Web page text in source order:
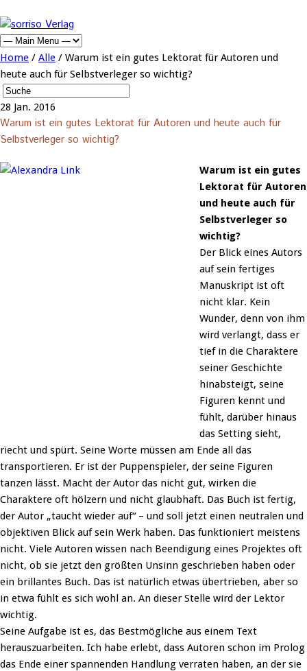
Home / Alle / Warum ist ein gutes Lektorat für Autoren und
heute auch für Selbstverleger so wichtig?
28 Jan. 2016
Warum ist ein gutes Lektorat für Autoren und heute auch für
Selbstverleger so wichtig?
Warum ist ein gutes
Lektorat für Autoren
und heute auch für
Selbstverleger so
wichtig?
Der Blick eines Autors
auf sein fertiges
Manuskript ist oft
nicht klar. Kein
Wunder, denn von ihm
wird verlangt, dass er
tief in die Charaktere
seiner Geschichte
hinabsteigt, seine
Figuren kennt und
fühlt, darüber hinaus
das Setting sieht,
riecht und spürt. Seine Worte müssen am Ende all das
transportieren. Er ist der Puppenspieler, der seine Figuren
tanzen lässt. Macht der Autor das nicht gut, wirken die
Charaktere oft hölzern und nicht glaubhaft. Das Buch ist fertig,
der Autor „taucht wieder auf“ – und soll jetzt einen neutralen und
objektiven Blick auf sein Werk haben. Das funktioniert meistens
nicht. Viele Autoren wissen nach Beendigung eines Projektes oft
nicht, ob sie jetzt den größten Unsinn geschrieben haben oder
ein brillantes Buch. Das ist natürlich etwas übertrieben, aber so
in etwa fühlt es sich wohl an. An dieser Stelle wird der Lektor
wichtig.
Seine Aufgabe ist es, das Bestmögliche aus einem Text
herauszuarbeiten. Ich habe erlebt, dass Autoren schon im Prolog
das Ende einer spannenden Handlung verraten haben, an der sie